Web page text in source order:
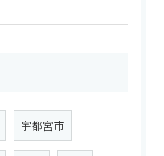
宇都宮市